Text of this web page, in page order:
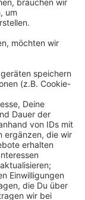
die
ausgerückt.